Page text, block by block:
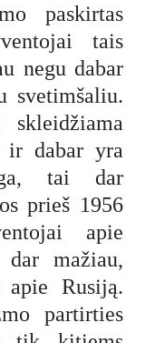
paskirtas
tais
negu dabar
svetimšaliu.
ir dabar yra
tai dar
prieš 1956
apie
mažiau,
apie Rusiją.
partirties